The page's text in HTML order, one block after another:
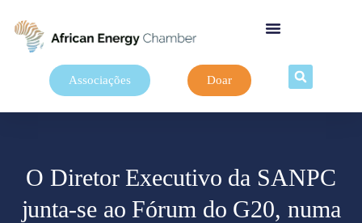
Associações Doar
O Diretor Executivo da SANPC
junta-se ao Fórum do G20, numa